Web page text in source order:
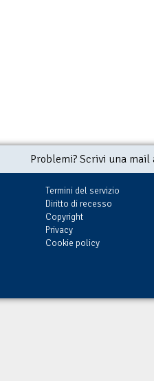
Problemi? Scrivi una
Termini del servizio
Diritto di recesso
Copyright
Privacy
Cookie policy